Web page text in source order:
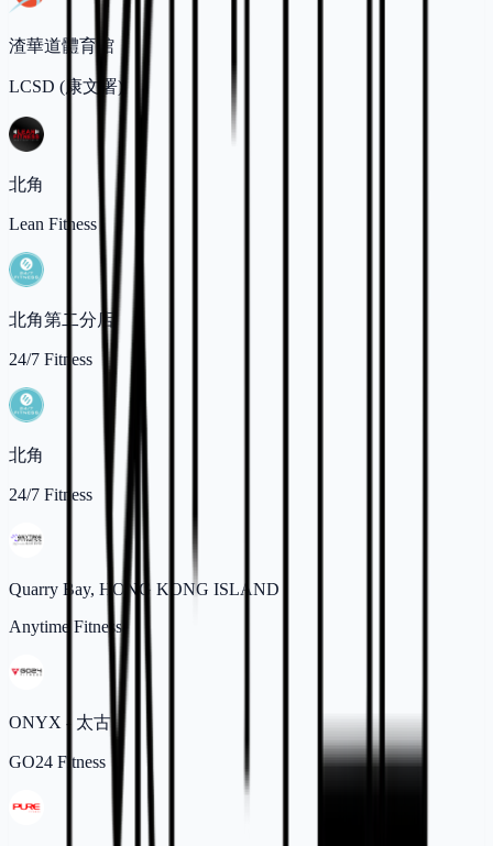
渣華道體育館
LCSD (康文署)
北角
Lean Fitness
北角第二分店
24/7 Fitness
北角
24/7 Fitness
Quarry Bay, HONG KONG ISLAND
Anytime Fitness
ONYX - 太古
GO24 Fitness